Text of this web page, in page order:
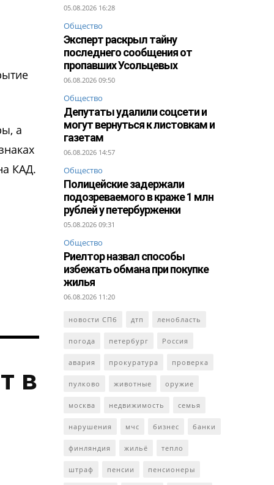
а
КАД.
в
05.08.2026 16:28
Общество
Эксперт раскрыл тайну
последнего сообщения от
пропавших Усольцевых
06.08.2026 09:50
Общество
Депутаты удалили соцсети и
могут вернуться к листовкам и
газетам
06.08.2026 14:57
Общество
Полицейские задержали
подозреваемого в краже 1 млн
рублей у петербурженки
05.08.2026 09:31
Общество
Риелтор назвал способы
избежать обмана при покупке
жилья
06.08.2026 11:20
новости СПб дтп ленобласть
погода петербург Россия
авария прокуратура проверка
пулково животные оружие
москва недвижимость семья
нарушения мчс бизнес банки
финляндия жильё тепло
штраф пенсии пенсионеры